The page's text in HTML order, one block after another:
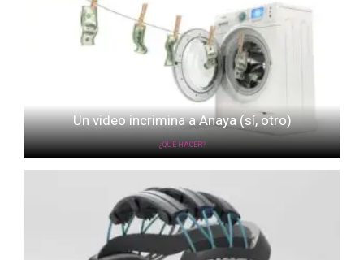
Un video incrimina a Anaya (sí, otro)
¿QUÉ HACER?